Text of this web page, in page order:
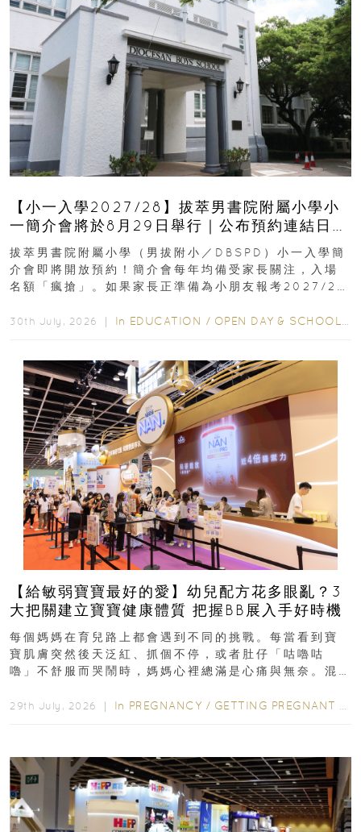
【小一入學2027/28】拔萃男書院附屬小學小
一簡介會將於8月29日舉行｜公布預約連結日期
｜更設有網上重溫
拔萃男書院附屬小學（男拔附小／DBSPD）小一入學簡
介會即將開放預約！簡介會每年均備受家長關注，入場
名額「瘋搶」。如果家長正準備為小朋友報考2027/28
30th July, 2026 ｜ In EDUCATION / OPEN DAY & SCHOOL EVENTS
【給敏弱寶寶最好的愛】幼兒配方花多眼亂？3
大把關建立寶寶健康體質 把握BB展入手好時機
每個媽媽在育兒路上都會遇到不同的挑戰。每當看到寶
寶肌膚突然後天泛紅、抓個不停，或者肚仔「咕嚕咕
嚕」不舒服而哭鬧時，媽媽心裡總滿是心痛與無奈。混
29th July, 2026 ｜ In PREGNANCY / GETTING PREGNANT